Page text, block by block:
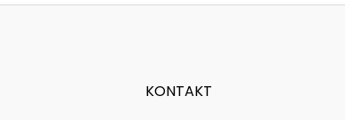
KONTAKT